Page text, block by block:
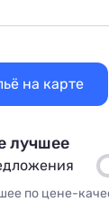
на карте
лучшее
по цене-